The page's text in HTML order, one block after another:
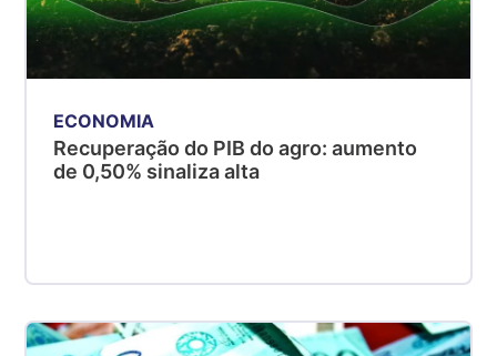
ECONOMIA
Recuperação do PIB do agro: aumento
de 0,50% sinaliza alta